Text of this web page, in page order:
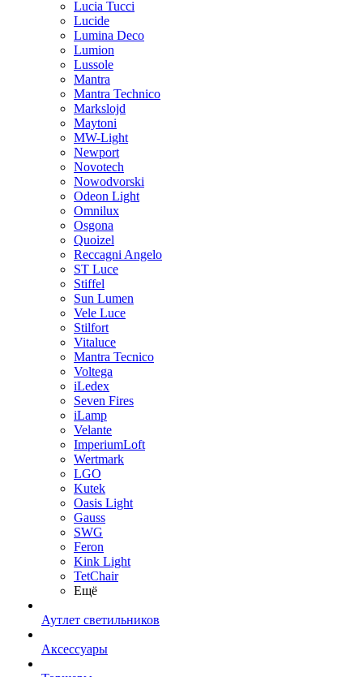
Lucia Tucci
Lucide
Lumina Deco
Lumion
Lussole
Mantra
Mantra Technico
Markslojd
Maytoni
MW-Light
Newport
Novotech
Nowodvorski
Odeon Light
Omnilux
Osgona
Quoizel
Reccagni Angelo
ST Luce
Stiffel
Sun Lumen
Vele Luce
Stilfort
Vitaluce
Mantra Tecnico
Voltega
iLedex
Seven Fires
iLamp
Velante
ImperiumLoft
Wertmark
LGO
Kutek
Oasis Light
Gauss
SWG
Feron
Kink Light
TetСhair
Ещё
Аутлет светильников
Аксессуары